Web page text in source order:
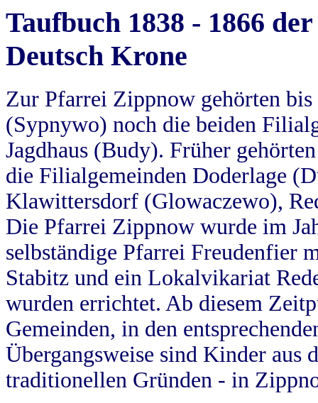
Taufbuch 1838 - 1866
Deutsch Krone
Zur Pfarrei Zippnow gehörten
(Sypnywo) noch die beiden
Jagdhaus (Budy). Früher
die Filialgemeinden Doderlage
Klawittersdorf (Glowaczewo),
Die Pfarrei Zippnow wurde im
selbständige Pfarrei Freudenfier
Stabitz und ein Lokalvikariat
wurden errichtet. Ab diesem
Gemeinden, in den
Übergangsweise sind Kinder aus
traditionellen Gründen - in